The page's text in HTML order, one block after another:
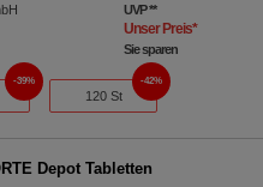
UVP**
Unser Preis*
Sie sparen
39%
120 St
42%
Depot Tabletten